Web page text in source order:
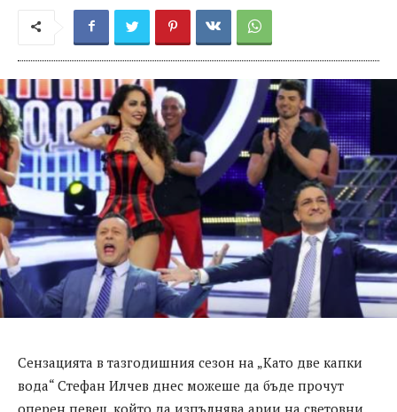
Сензацията в тазгодишния сезон на „Като две капки
вода“ Стефан Илчев днес можеше да бъде прочут